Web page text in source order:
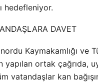
hedefleniyor.
DAVET
Kaymakamlığı ve
yapılan ortak çağrıda,
vatandaşlar kan